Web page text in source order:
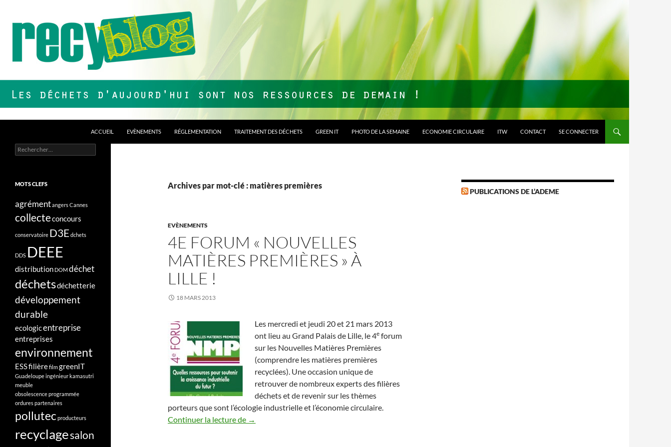
contenu
ACCUEIL EVÈNEMENTS RÉGLEMENTATION TRAITEMENT DES DÉCHETS GREEN IT PHOTO DE LA SEMAINE ECONOMIE CIRCULAIRE ITW CONTACT SE CONNECTER
Archives par mot-clé : matières premières
EVÈNEMENTS
4E FORUM « NOUVELLES
MATIÈRES PREMIÈRES » À
LILLE !
18 MARS 2013
Les mercredi et jeudi 20 et 21 mars 2013
ont lieu au Grand Palais de Lille, le 4e forum
sur les Nouvelles Matières Premières
(comprendre les matières premières
recyclées). Une occasion unique de
retrouver de nombreux experts des filières
déchets et de revenir sur les thèmes
porteurs que sont l’écologie industrielle et l’économie circulaire.
Continuer la lecture de 4e Forum « Nouvelles Matières Premières » à Lille !
→
PUBLICATIONS DE L’ADEME
Les déchets d'aujourd'hui sont nos
ressources de demain !
Rechercher :
MOTS CLEFS
agrémentangersCannes
collecteconcours
conservatoire D3Edchets
DDS DEEE
distribution DOMdéchet
déchetsdéchetterie
développement
durable
ecologicentreprise
entreprises
environnement
ESSfilièrefilmgreenIT
Guadeloupeingénieurkamasutri
meuble
obsolescence programmée
ordurespartenaires
pollutec producteurs
recyclagesalon